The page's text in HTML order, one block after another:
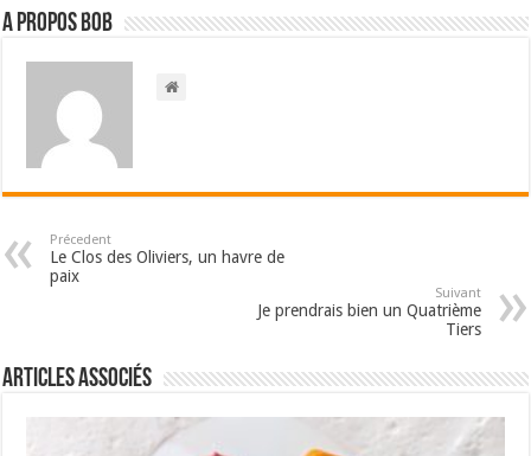
A propos bOb
Précedent
Le Clos des Oliviers, un havre de
paix
Suivant
Je prendrais bien un Quatrième
Tiers
Articles associés